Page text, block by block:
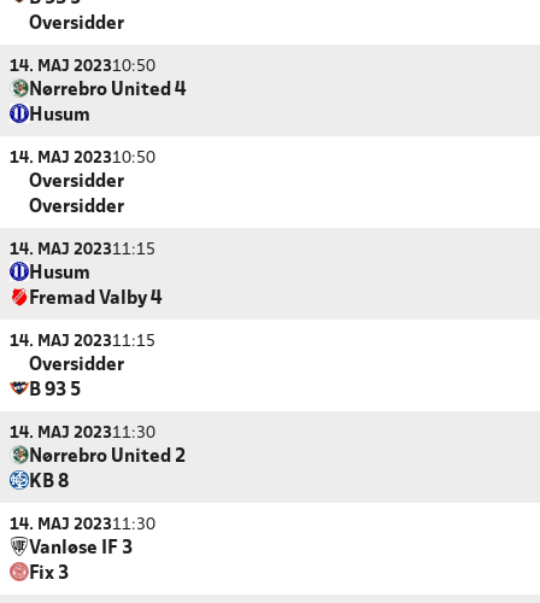
Oversidder
14. MAJ 202310:50
Nørrebro United 4
Husum
14. MAJ 202310:50
Oversidder
Oversidder
14. MAJ 202311:15
Husum
Fremad Valby 4
14. MAJ 202311:15
Oversidder
B 93 5
14. MAJ 202311:30
Nørrebro United 2
KB 8
14. MAJ 202311:30
Vanløse IF 3
Fix 3